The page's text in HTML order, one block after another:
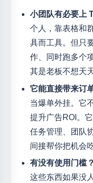
小团队有必要上
个人，靠表格和
具而工具。但只
作、同时跑多个
其是老板不想天
它能直接带来订
当爆单外挂。它
提升广告ROI。
任务管理、团队
间接帮你把机会
有没有使用门槛？
这些东西如果没